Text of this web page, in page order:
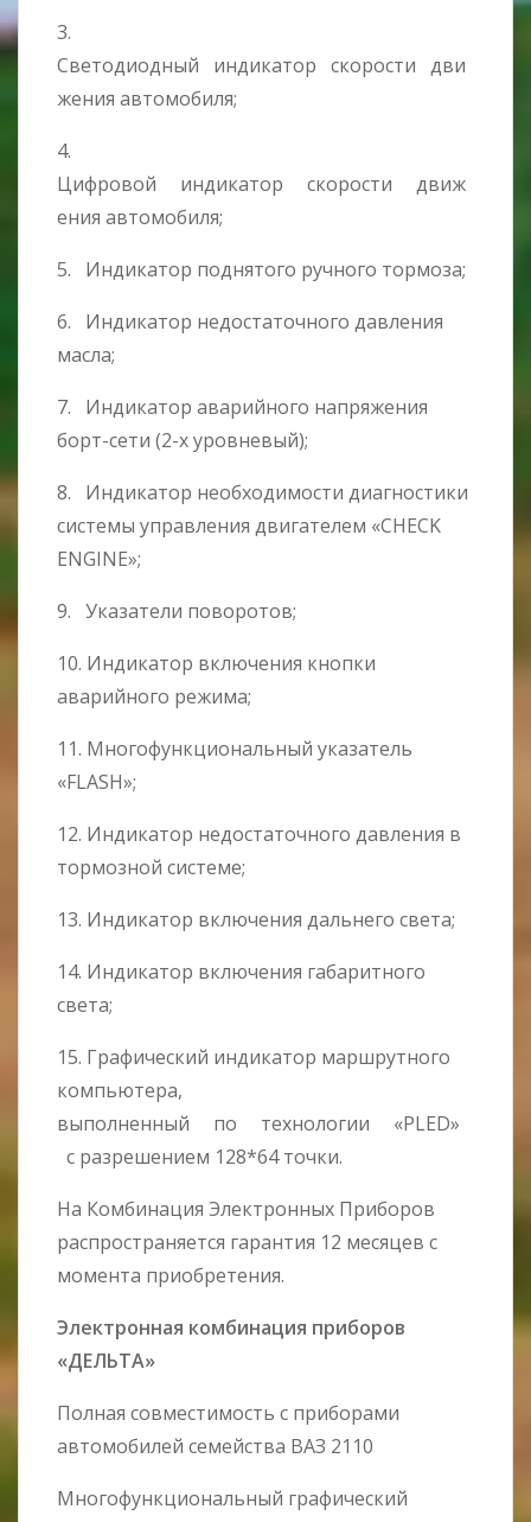
3.
Светодиодный индикатор скорости дви
жения автомобиля;
4.
Цифровой индикатор скорости движ
ения автомобиля;
5. Индикатор поднятого ручного тормоза;
6. Индикатор недостаточного давления
масла;
7. Индикатор аварийного напряжения
борт-сети (2-х уровневый);
8. Индикатор необходимости диагностики
системы управления двигателем «CHECK
ENGINE»;
9. Указатели поворотов;
10. Индикатор включения кнопки
аварийного режима;
11. Mногофункциональный указатель
«FLASH»;
12. Индикатор недостаточного давления в
тормозной системе;
13. Индикатор включения дальнего света;
14. Индикатор включения габаритного
света;
15. Графический индикатор маршрутного
компьютера,
выполненный по технологии «PLED»
с разрешением 128*64 точки.
На Комбинация Электронных Приборов
распространяется гарантия 12 месяцев с
момента приобретения.
Электронная комбинация приборов
«ДЕЛЬТА»
Полная совместимость с приборами
автомобилей семейства ВАЗ 2110
Многофункциональный графический